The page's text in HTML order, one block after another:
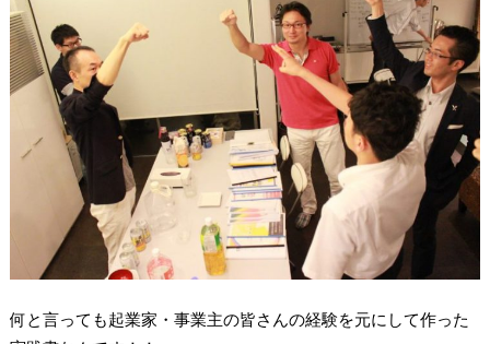
何と言っても起業家・事業主の皆さんの経験を元にして作った